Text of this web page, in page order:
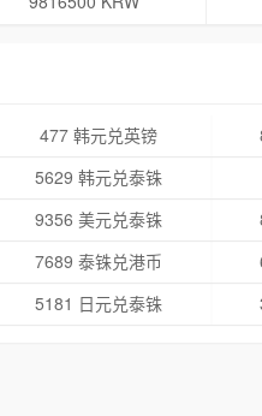
477 韩元兑英镑
5629 韩元兑泰铢
9356 美元兑泰铢
7689 泰铢兑港币
5181 日元兑泰铢